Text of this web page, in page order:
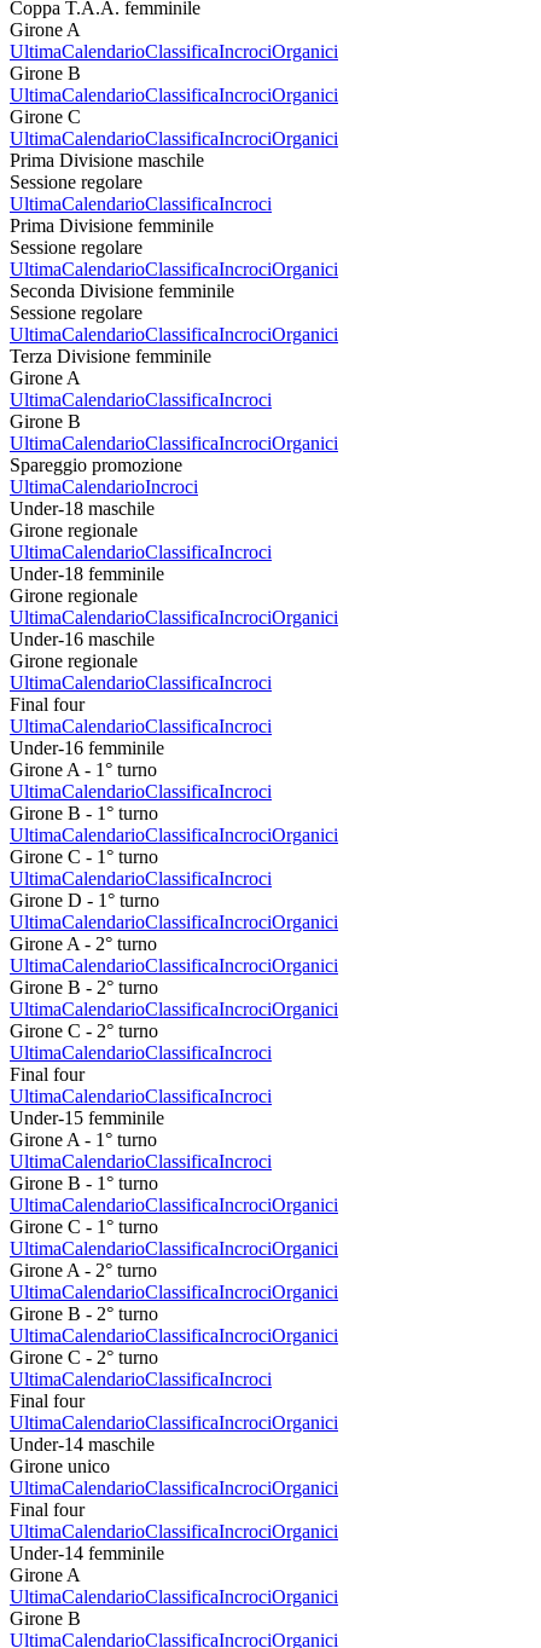
Coppa T.A.A. femminile
Girone A
UltimaCalendarioClassificaIncrociOrganici
Girone B
UltimaCalendarioClassificaIncrociOrganici
Girone C
UltimaCalendarioClassificaIncrociOrganici
Prima Divisione maschile
Sessione regolare
UltimaCalendarioClassificaIncroci
Prima Divisione femminile
Sessione regolare
UltimaCalendarioClassificaIncrociOrganici
Seconda Divisione femminile
Sessione regolare
UltimaCalendarioClassificaIncrociOrganici
Terza Divisione femminile
Girone A
UltimaCalendarioClassificaIncroci
Girone B
UltimaCalendarioClassificaIncrociOrganici
Spareggio promozione
UltimaCalendarioIncroci
Under-18 maschile
Girone regionale
UltimaCalendarioClassificaIncroci
Under-18 femminile
Girone regionale
UltimaCalendarioClassificaIncrociOrganici
Under-16 maschile
Girone regionale
UltimaCalendarioClassificaIncroci
Final four
UltimaCalendarioClassificaIncroci
Under-16 femminile
Girone A - 1° turno
UltimaCalendarioClassificaIncroci
Girone B - 1° turno
UltimaCalendarioClassificaIncrociOrganici
Girone C - 1° turno
UltimaCalendarioClassificaIncroci
Girone D - 1° turno
UltimaCalendarioClassificaIncrociOrganici
Girone A - 2° turno
UltimaCalendarioClassificaIncrociOrganici
Girone B - 2° turno
UltimaCalendarioClassificaIncrociOrganici
Girone C - 2° turno
UltimaCalendarioClassificaIncroci
Final four
UltimaCalendarioClassificaIncroci
Under-15 femminile
Girone A - 1° turno
UltimaCalendarioClassificaIncroci
Girone B - 1° turno
UltimaCalendarioClassificaIncrociOrganici
Girone C - 1° turno
UltimaCalendarioClassificaIncrociOrganici
Girone A - 2° turno
UltimaCalendarioClassificaIncrociOrganici
Girone B - 2° turno
UltimaCalendarioClassificaIncrociOrganici
Girone C - 2° turno
UltimaCalendarioClassificaIncroci
Final four
UltimaCalendarioClassificaIncrociOrganici
Under-14 maschile
Girone unico
UltimaCalendarioClassificaIncrociOrganici
Final four
UltimaCalendarioClassificaIncrociOrganici
Under-14 femminile
Girone A
UltimaCalendarioClassificaIncrociOrganici
Girone B
UltimaCalendarioClassificaIncrociOrganici